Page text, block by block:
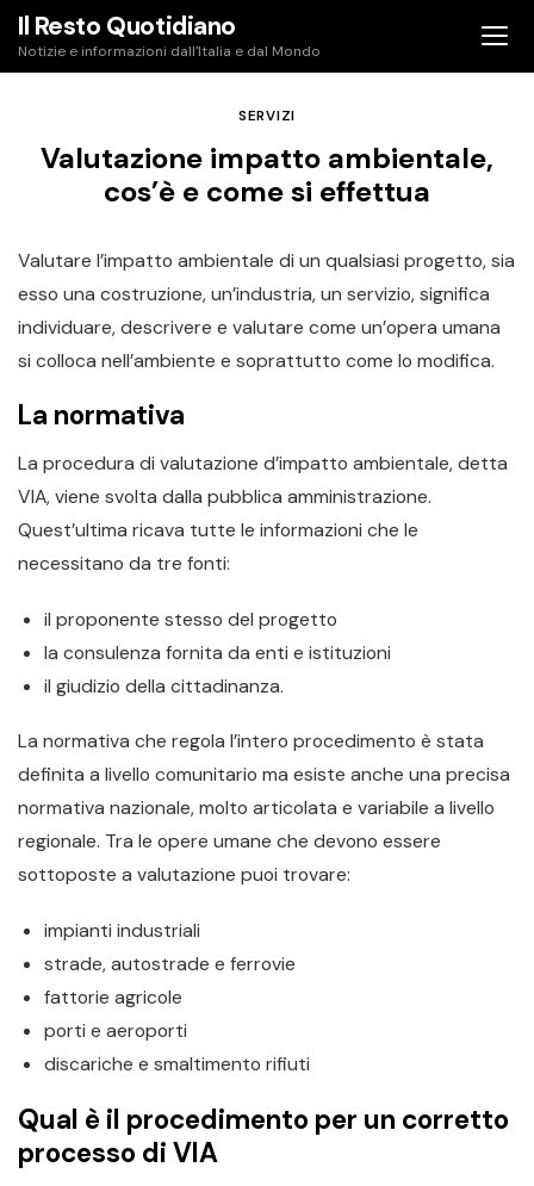
Skip
content
Il Resto Quotidiano
Notizie e informazioni dall'Italia e dal Mondo
SERVIZI
Valutazione impatto ambientale,
cos’è e come si effettua
Valutare l’impatto ambientale di un qualsiasi progetto, sia
esso una costruzione, un’industria, un servizio, significa
individuare, descrivere e valutare come un’opera umana
si colloca nell’ambiente e soprattutto come lo modifica.
La normativa
La procedura di valutazione d’impatto ambientale, detta
VIA, viene svolta dalla pubblica amministrazione.
Quest’ultima ricava tutte le informazioni che le
necessitano da tre fonti:
il proponente stesso del progetto
la consulenza fornita da enti e istituzioni
il giudizio della cittadinanza.
La normativa che regola l’intero procedimento è stata
definita a livello comunitario ma esiste anche una precisa
normativa nazionale, molto articolata e variabile a livello
regionale. Tra le opere umane che devono essere
sottoposte a valutazione puoi trovare:
impianti industriali
strade, autostrade e ferrovie
fattorie agricole
porti e aeroporti
discariche e smaltimento rifiuti
Qual è il procedimento per un corretto
processo di VIA